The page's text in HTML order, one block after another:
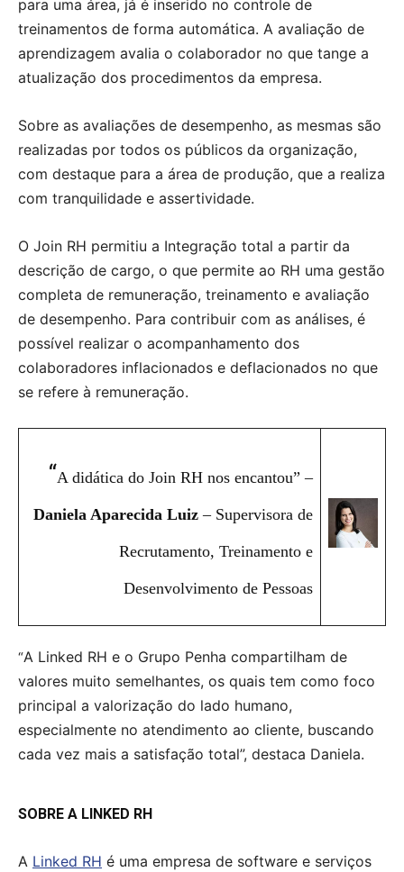
para uma área, já é inserido no controle de
treinamentos de forma automática. A avaliação de
aprendizagem avalia o colaborador no que tange a
atualização dos procedimentos da empresa.
Sobre as avaliações de desempenho, as mesmas são
realizadas por todos os públicos da organização,
com destaque para a área de produção, que a realiza
com tranquilidade e assertividade.
O Join RH permitiu a Integração total a partir da
descrição de cargo, o que permite ao RH uma gestão
completa de remuneração, treinamento e avaliação
de desempenho. Para contribuir com as análises, é
possível realizar o acompanhamento dos
colaboradores inflacionados e deflacionados no que
se refere à remuneração.
“A didática do Join RH nos encantou” –
Daniela Aparecida Luiz – Supervisora de
Recrutamento, Treinamento e
Desenvolvimento de Pessoas
“A Linked RH e o Grupo Penha compartilham de
valores muito semelhantes, os quais tem como foco
principal a valorização do lado humano,
especialmente no atendimento ao cliente, buscando
cada vez mais a satisfação total”, destaca Daniela.
SOBRE A LINKED RH
A Linked RH é uma empresa de software e serviços